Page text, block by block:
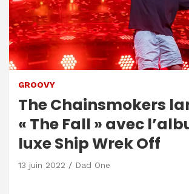
GROOVY
The Chainsmokers
« The Fall » avec
luxe Ship Wrek Off
13 juin 2022 Dad One